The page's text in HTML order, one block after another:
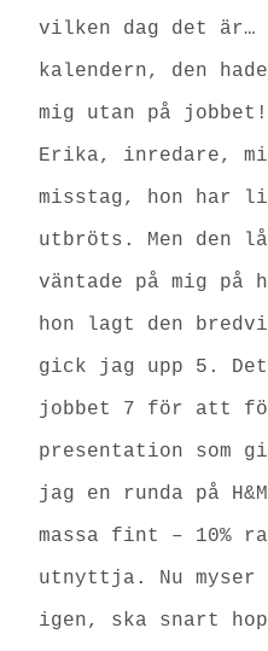
vilken dag det är…
kalendern, den
mig utan på
Erika, inredare,
misstag, hon har
utbröts. Men den
väntade på mig på
hon lagt den
gick jag upp 5.
jobbet 7 för att
presentation som
jag en runda på
massa fint – 10%
utnyttja.
Nu
igen, ska snart